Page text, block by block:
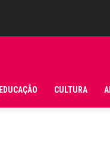
EDUCAÇÃO CULTURA